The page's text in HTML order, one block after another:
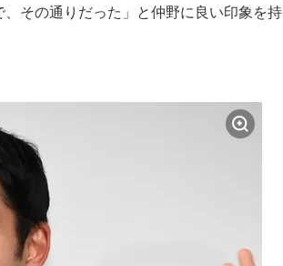
その通りだった」と仲野に良い印象を持